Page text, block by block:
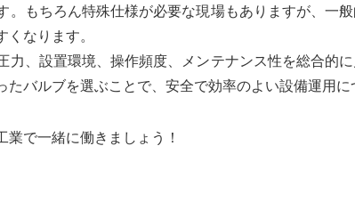
。もちろん特殊仕様が必要な現場もありますが、一
なります。
力、設置環境、操作頻度、メンテナンス性を総合的
バルブを選ぶことで、安全で効率のよい設備運用に
で一緒に働きましょう！